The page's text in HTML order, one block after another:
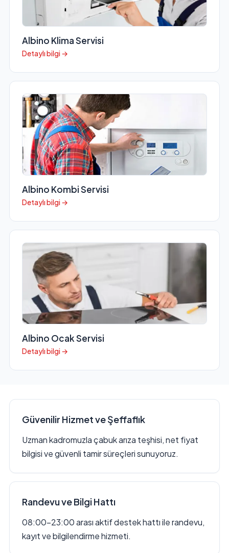
Albino Klima Servisi
Detaylı bilgi →
Albino Kombi Servisi
Detaylı bilgi →
Albino Ocak Servisi
Detaylı bilgi →
Güvenilir Hizmet ve Şeffaflık
Uzman kadromuzla çabuk arıza teşhisi, net fiyat
bilgisi ve güvenli tamir süreçleri sunuyoruz.
Randevu ve Bilgi Hattı
08:00–23:00 arası aktif destek hattı ile randevu,
kayıt ve bilgilendirme hizmeti.